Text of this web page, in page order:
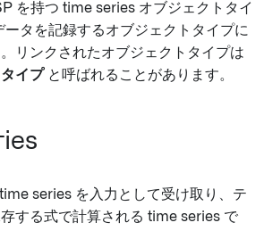
を持つ time series オブジェクトタイ
タを記録するオブジェクトタイプに
リンクされたオブジェクトタイプは
イプと呼ばれることがあります。
series を入力として受け取り、テ
する式で計算される time series で